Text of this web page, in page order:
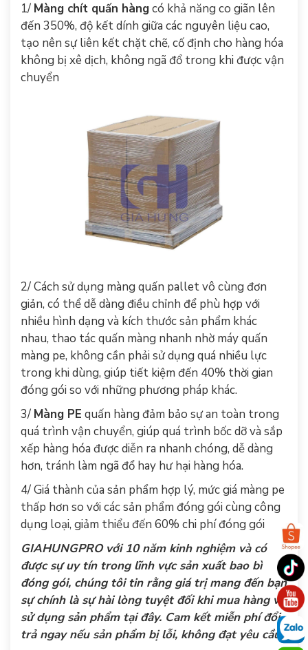
1/ Màng chít quấn hàngcó khả năng co giãn lên
đến 350%, độ kết dính giữa các nguyên liệu cao,
tạo nên sự liên kết chặt chẽ, cố định cho hàng hóa
không bị xê dịch, không ngã đổ trong khi được vận
chuyển
2/ Cách sử dụng màng quấn pallet vô cùng đơn
giản, có thể dễ dàng điều chỉnh để phù hợp với
nhiều hình dạng và kích thước sản phẩm khác
nhau, thao tác quấn màng nhanh nhờ máy quấn
màng pe, không cần phải sử dụng quá nhiều lực
trong khi dùng, giúp tiết kiệm đến 40% thời gian
đóng gói so với những phương pháp khác.
3/ Màng PE quấn hàng đảm bảo sự an toàn trong
quá trình vận chuyển, giúp quá trình bốc dỡ và sắp
xếp hàng hóa được diễn ra nhanh chóng, dễ dàng
hơn, tránh làm ngã đổ hay hư hại hàng hóa.
4/ Giá thành của sản phẩm hợp lý, mức giá màng pe
thấp hơn so với các sản phẩm đóng gói cùng công
dụng loại, giảm thiểu đến 60% chi phí đóng gói
GIAHUNGPRO với 10 năm kinh nghiệm và có
được sự uy tín trong lĩnh vực sản xuất bao bì
đóng gói, chúng tôi tin rằng giá trị mang đến bạn
sự chính là sự hài lòng tuyệt đối khi mua hàng và
sử dụng sản phẩm tại đây. Cam kết miễn phí đổi
trả ngay nếu sản phẩm bị lỗi, không đạt yêu cầu.